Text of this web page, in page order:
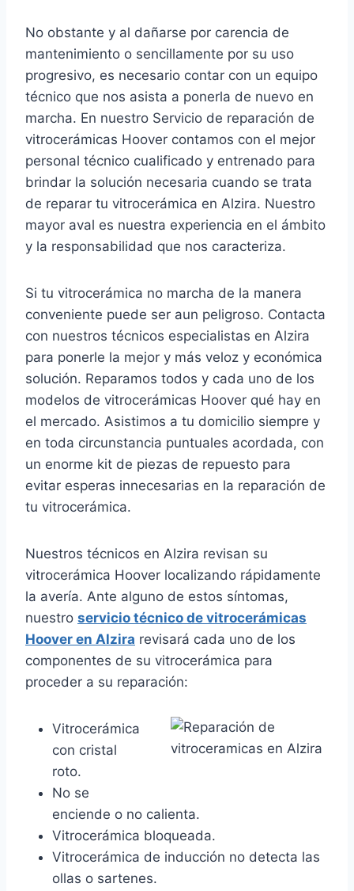
No obstante y al dañarse por carencia de
mantenimiento o sencillamente por su uso
progresivo, es necesario contar con un equipo
técnico que nos asista a ponerla de nuevo en
marcha. En nuestro Servicio de reparación de
vitrocerámicas Hoover contamos con el mejor
personal técnico cualificado y entrenado para
brindar la solución necesaria cuando se trata
de reparar tu vitrocerámica en Alzira. Nuestro
mayor aval es nuestra experiencia en el ámbito
y la responsabilidad que nos caracteriza.
Si tu vitrocerámica no marcha de la manera
conveniente puede ser aun peligroso. Contacta
con nuestros técnicos especialistas en Alzira
para ponerle la mejor y más veloz y económica
solución. Reparamos todos y cada uno de los
modelos de vitrocerámicas Hoover qué hay en
el mercado. Asistimos a tu domicilio siempre y
en toda circunstancia puntuales acordada, con
un enorme kit de piezas de repuesto para
evitar esperas innecesarias en la reparación de
tu vitrocerámica.
Nuestros técnicos en Alzira revisan su
vitrocerámica Hoover localizando rápidamente
la avería. Ante alguno de estos síntomas,
nuestro servicio técnico de vitrocerámicas
Hoover en Alzira revisará cada uno de los
componentes de su vitrocerámica para
proceder a su reparación:
Vitrocerámica
con cristal
roto.
No se
enciende o no calienta.
Vitrocerámica bloqueada.
Vitrocerámica de inducción no detecta las
ollas o sartenes.